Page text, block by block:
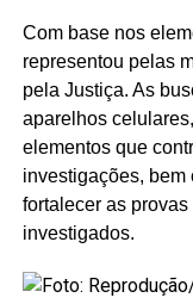
Com base nos
representou pelas
pela Justiça. As
aparelhos
elementos que
investigações, bem
fortalecer as
investigados.